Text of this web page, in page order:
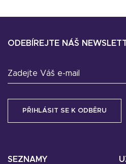
SEZNAMY
ODEBÍREJTE NÁŠ
Zadejte Váš e-mail